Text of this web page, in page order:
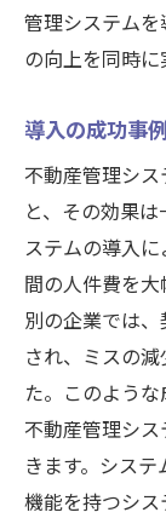
管理システム
の向上を同時に
導入の成功事例
不動産管理シ
と、その効果
ステムの導入
間の人件費を大
別の企業では
され、ミスの
た。このよう
不動産管理シ
きます。シス
機能を持つシ